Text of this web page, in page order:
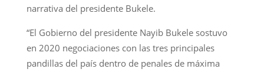
narrativa del presidente Bukele.
“El Gobierno del presidente Nayib Bukele sostuvo
en 2020 negociaciones con las tres principales
pandillas del país dentro de penales de máxima